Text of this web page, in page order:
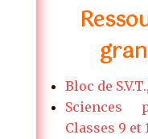
Bloc de
Sciences
Classes 9 et